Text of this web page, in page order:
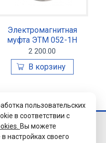
Электромагнитная
муфта ЭТМ 052-1Н
2 200.00
пользовательских
в соответствии с
Вы можете
настройках своего